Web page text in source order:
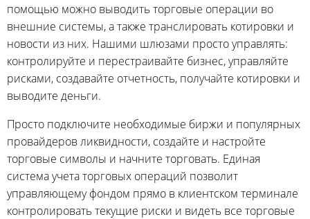
помощью можно выводить торговые операции во
внешние системы, а также транслировать котировки и
новости из них. Нашими шлюзами просто управлять:
контролируйте и перестраивайте бизнес, управляйте
рисками, создавайте отчетность, получайте котировки и
выводите деньги.
Просто подключите необходимые биржи и популярных
провайдеров ликвидности, создайте и настройте
торговые символы и начните торговать. Единая
система учета торговых операций позволит
управляющему фондом прямо в клиентском терминале
контролировать текущие риски и видеть все торговые